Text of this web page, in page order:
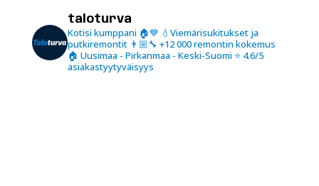
taloturva
Kotisi kumppani 🏠💙 💧Viemärisukitukset ja
putkiremontit👨🏼‍🔧 +12 000 remontin kokemus
🏠 Uusimaa - Pirkanmaa - Keski-Suomi ⭐️ 4.6/5
asiakastyytyväisyys